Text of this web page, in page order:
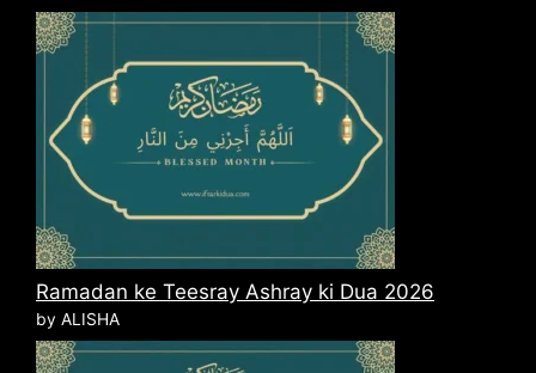
Ramadan ke Teesray Ashray ki Dua 2026
by ALISHA